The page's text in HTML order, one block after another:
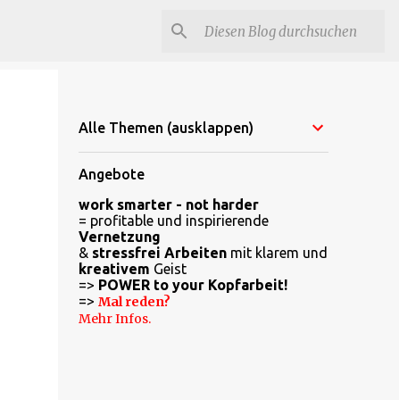
Alle Themen (ausklappen)
Angebote
work smarter - not harder
= profitable und inspirierende
Vernetzung
& stressfrei Arbeitenmit klarem und
kreativem Geist
=> POWER to your Kopfarbeit!
=> Mal reden?
Mehr Infos.